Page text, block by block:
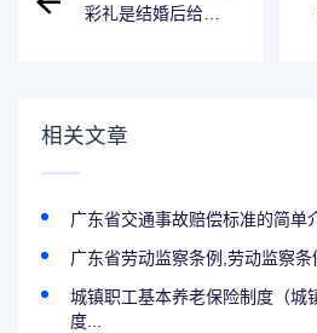
彩礼是结婚后给的,
相关文章
广东省交通事故赔偿标准的简单
广东省劳动监察条例,劳动监察
城镇职工基本养老保险制度（城
度...